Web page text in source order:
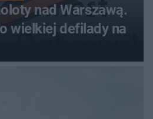
nad Warszawą.
wielkiej defilady na